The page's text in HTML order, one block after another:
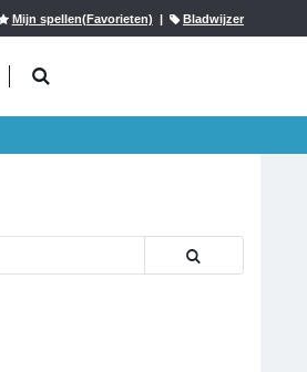
Mijn spellen(Favorieten) | Bladwijzer